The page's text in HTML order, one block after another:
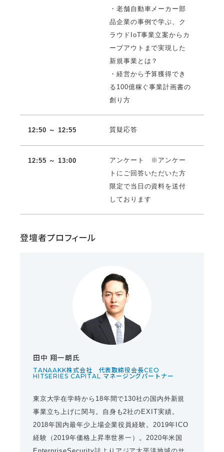
・老舗自動車メーカー部
品企業の事例で学ぶ、ク
ラウドIoT事業立案からカ
ーブアウトまで実現した
新規事業とは？
・経営から予算獲得でき
る100億稼ぐ事業計画書の
創り方
12:50 ～ 12:55 質疑応答
12:55 ～ 13:00
アンケート ※アンケー
トにご回答いただいた方
限定で当日の資料を送付
しております
登壇者プロフィール
田中 翔一朗氏
TANAAKK株式会社 代表取締役会長CEO
HITSERIES CAPITAL マネージングパートナー
東京大学在学時から18年間で130社の国内外新規
事業立ち上げに関与。自身も2社のEXIT実績。
2018年国内最年少上場企業役員経験。2019年ICO
経験（2019年価格上昇率世界一）。2020年米国